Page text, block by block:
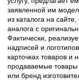
заявленной им
из каталога на
аналога с
Фактически,
надписей и
карточках товаров и
продаваемые
или бренд